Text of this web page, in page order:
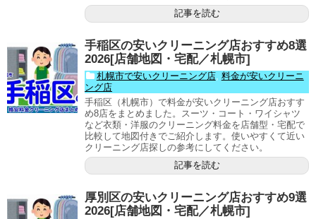
記事を読む
手稲区の安いクリーニング店おすすめ8選
2026[店舗地図・宅配／札幌市]
札幌市で安いクリーニング店, 料金が安いクリーニ
ング店
手稲区（札幌市）で料金が安いクリーニング店おすす
め8店をまとめました。スーツ・コート・ワイシャツ
など衣類・洋服のクリーニング料金を店舗型・宅配で
比較して地図付きでご紹介します。使いやすくて近い
クリーニング店探しの参考にしてください。
記事を読む
厚別区の安いクリーニング店おすすめ9選
2026[店舗地図・宅配／札幌市]